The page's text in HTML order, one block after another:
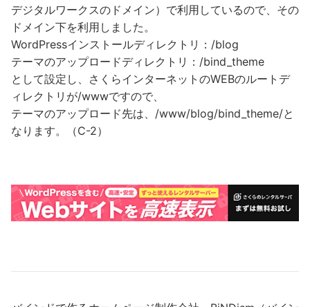
デジタルワークスのドメイン）で利用しているので、その
ドメイン下を利用しました。
WordPressインストールディレクトリ：/blog
テーマのアップロードディレクトリ：/bind_theme
として設定し、さくらインターネットのWEBのルートデ
ィレクトリが/wwwですので、
テーマのアップロード先は、/www/blog/bind_theme/と
なります。（C-2）